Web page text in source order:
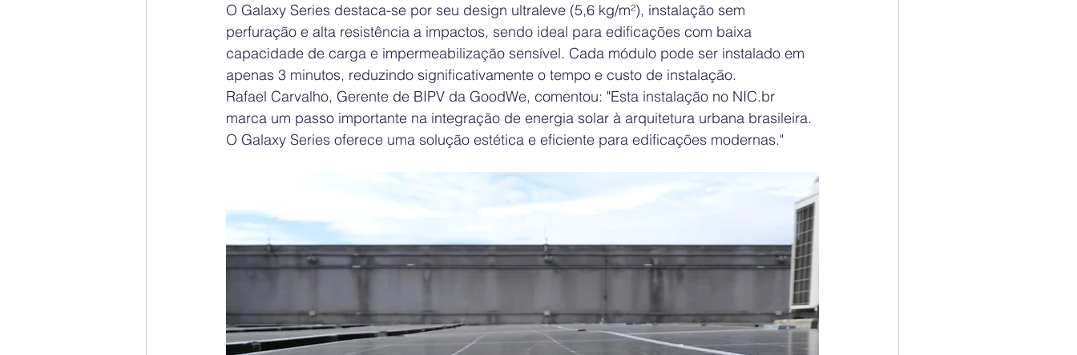
O Galaxy Series destaca-se por seu design ultraleve (5,6 kg/m²), instalação sem
perfuração e alta resistência a impactos, sendo ideal para edificações com baixa
capacidade de carga e impermeabilização sensível. Cada módulo pode ser instalado em
apenas 3 minutos, reduzindo significativamente o tempo e custo de instalação.
Rafael Carvalho, Gerente de BIPV da GoodWe, comentou: "Esta instalação no NIC.br
marca um passo importante na integração de energia solar à arquitetura urbana brasileira.
O Galaxy Series oferece uma solução estética e eficiente para edificações modernas."